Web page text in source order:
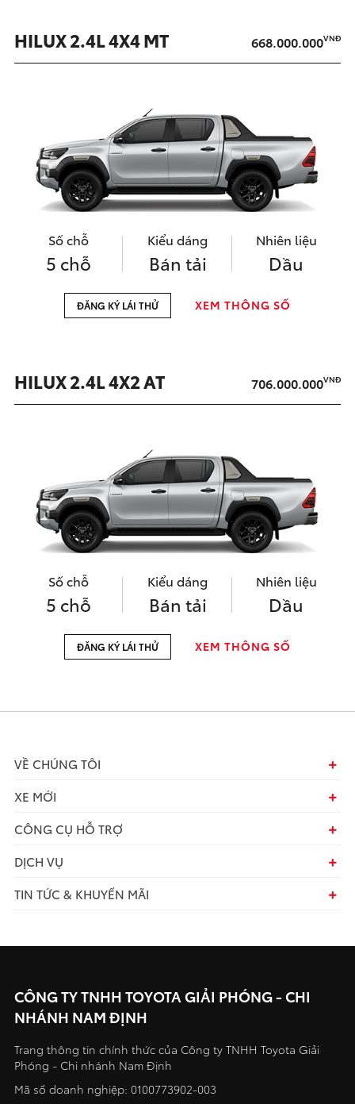
HILUX 2.4L 4X4 MT 668.000.000VNĐ
Số chỗ
5 chỗ
Kiểu dáng
Bán tải
Nhiên liệu
Dầu
ĐĂNG KÝ LÁI THỬ XEM THÔNG SỐ
HILUX 2.4L 4X2 AT 706.000.000VNĐ
Số chỗ
5 chỗ
Kiểu dáng
Bán tải
Nhiên liệu
Dầu
ĐĂNG KÝ LÁI THỬ XEM THÔNG SỐ
VỀ CHÚNG TÔI
XE MỚI
CÔNG CỤ HỖ TRỢ
DỊCH VỤ
TIN TỨC & KHUYẾN MÃI
CÔNG TY TNHH TOYOTA GIẢI PHÓNG - CHI
NHÁNH NAM ĐỊNH
Trang thông tin chính thức của Công ty TNHH Toyota Giải
Phóng - Chi nhánh Nam Định
Mã số doanh nghiệp: 0100773902-003